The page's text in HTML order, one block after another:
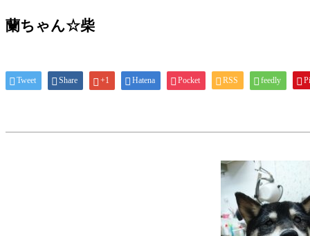
蘭ちゃん☆柴
Tweet Share +1 Hatena Pocket RSS feedly